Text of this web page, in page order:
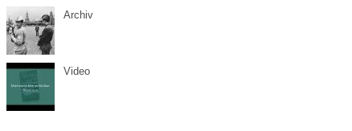
Archiv
Video